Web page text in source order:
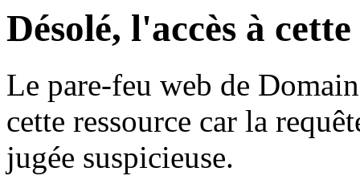
Désolé, l'accès à
Le pare-feu web de
cette ressource car la
jugée suspicieuse.